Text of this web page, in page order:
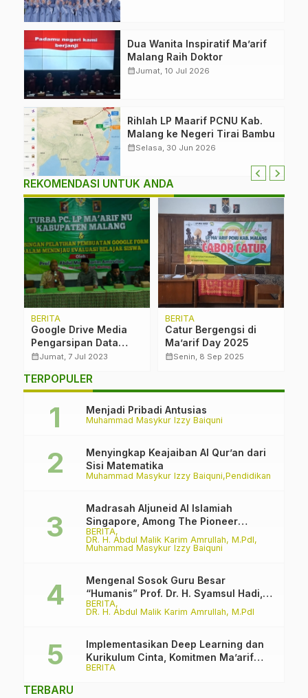
Dua Wanita Inspiratif Ma’arif
Malang Raih Doktor
calendar_monthJumat, 10 Jul 2026
Rihlah LP Maarif PCNU Kab.
Malang ke Negeri Tirai Bambu
calendar_monthSelasa, 30 Jun 2026
REKOMENDASI UNTUK ANDA
BERITA
Google Drive Media
Pengarsipan Data
Sekolah di Era
calendar_monthJumat, 7 Jul 2023
BERITA
Catur Bergengsi di
Ma’arif Day 2025
calendar_monthSenin, 8 Sep 2025
TERPOPULER
Muhammad Masykur Izzy Baiquni
Menjadi Pribadi Antusias
Muhammad Masykur Izzy Baiquni Pendidikan
Menyingkap Keajaiban Al Qur’an dari
Sisi Matematika
BERITA
DR. H. Abdul Malik Karim Amrullah, M.PdI
Muhammad Masykur Izzy Baiquni
Madrasah Aljuneid Al Islamiah
Singapore, Among The Pioneer
Madrasah
BERITA
DR. H. Abdul Malik Karim Amrullah, M.PdI
Mengenal Sosok Guru Besar
“Humanis” Prof. Dr. H. Syamsul Hadi,
M.Pd., M.Ed.
BERITA
Implementasikan Deep Learning dan
Kurikulum Cinta, Komitmen Ma’arif
PCNU Kabupaten Malang Melawan
TERBARU